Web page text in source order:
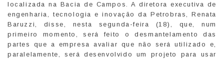
localizada na Bacia de Campos. A diretora executiva de
engenharia, tecnologia e inovação da Petrobras, Renata
Baruzzi, disse, nesta segunda-feira (18), que, num
primeiro momento, será feito o desmantelamento das
partes que a empresa avaliar que não será utilizado e,
paralelamente, será desenvolvido um projeto para usar